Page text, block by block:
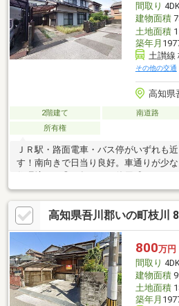
間取り
建物面積
土地面積
築年月
土讃線
その他の交通
高知県
2階建て 南道路
所有権
ＪＲ駅・路面電車・バス停がいずれも
す！南向きで日当り良好。車通りが少
快適にお住まいいただけます♪
高知県吾川郡いの町枝川
800万円
間取り
建物面積
土地面積
築年月